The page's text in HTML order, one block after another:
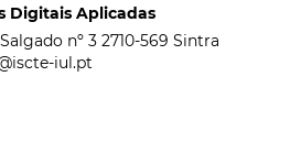
Digitais Aplicadas
nº 3 2710-569 Sintra
iul.pt